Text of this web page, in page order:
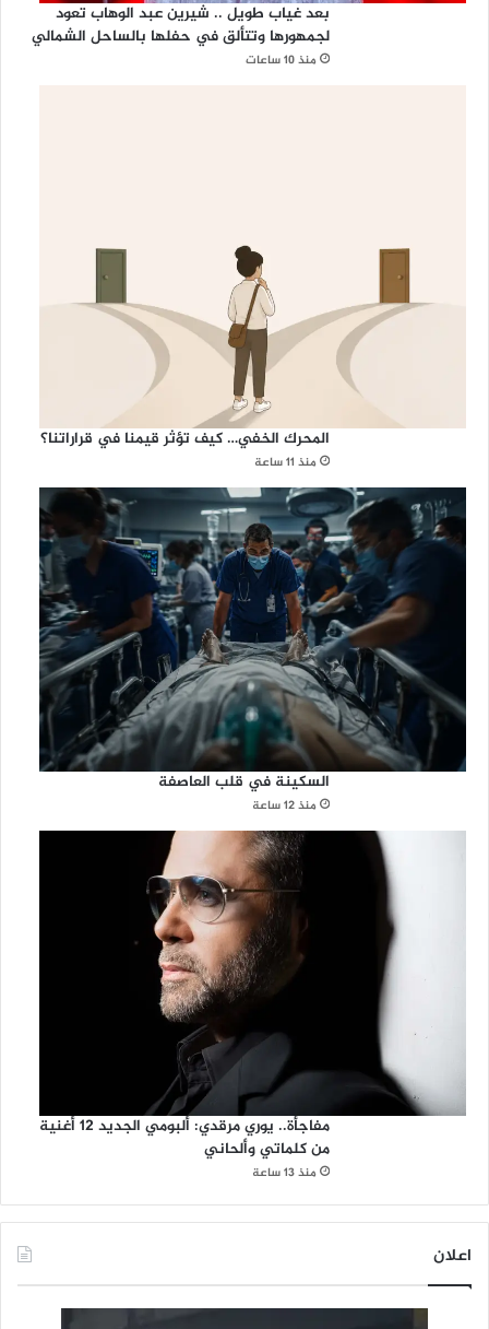
بعد غياب طويل .. شيرين عبد الوهاب تعود
لجمهورها وتتألق في حفلها بالساحل الشمالي
منذ 10 ساعات
المحرك الخفي… كيف تؤثر قيمنا في قراراتنا؟
منذ 11 ساعة
السكينة في قلب العاصفة
منذ 12 ساعة
مفاجأة.. يوري مرقدي: ألبومي الجديد 12 أغنية
من كلماتي وألحاني
منذ 13 ساعة
اعلان